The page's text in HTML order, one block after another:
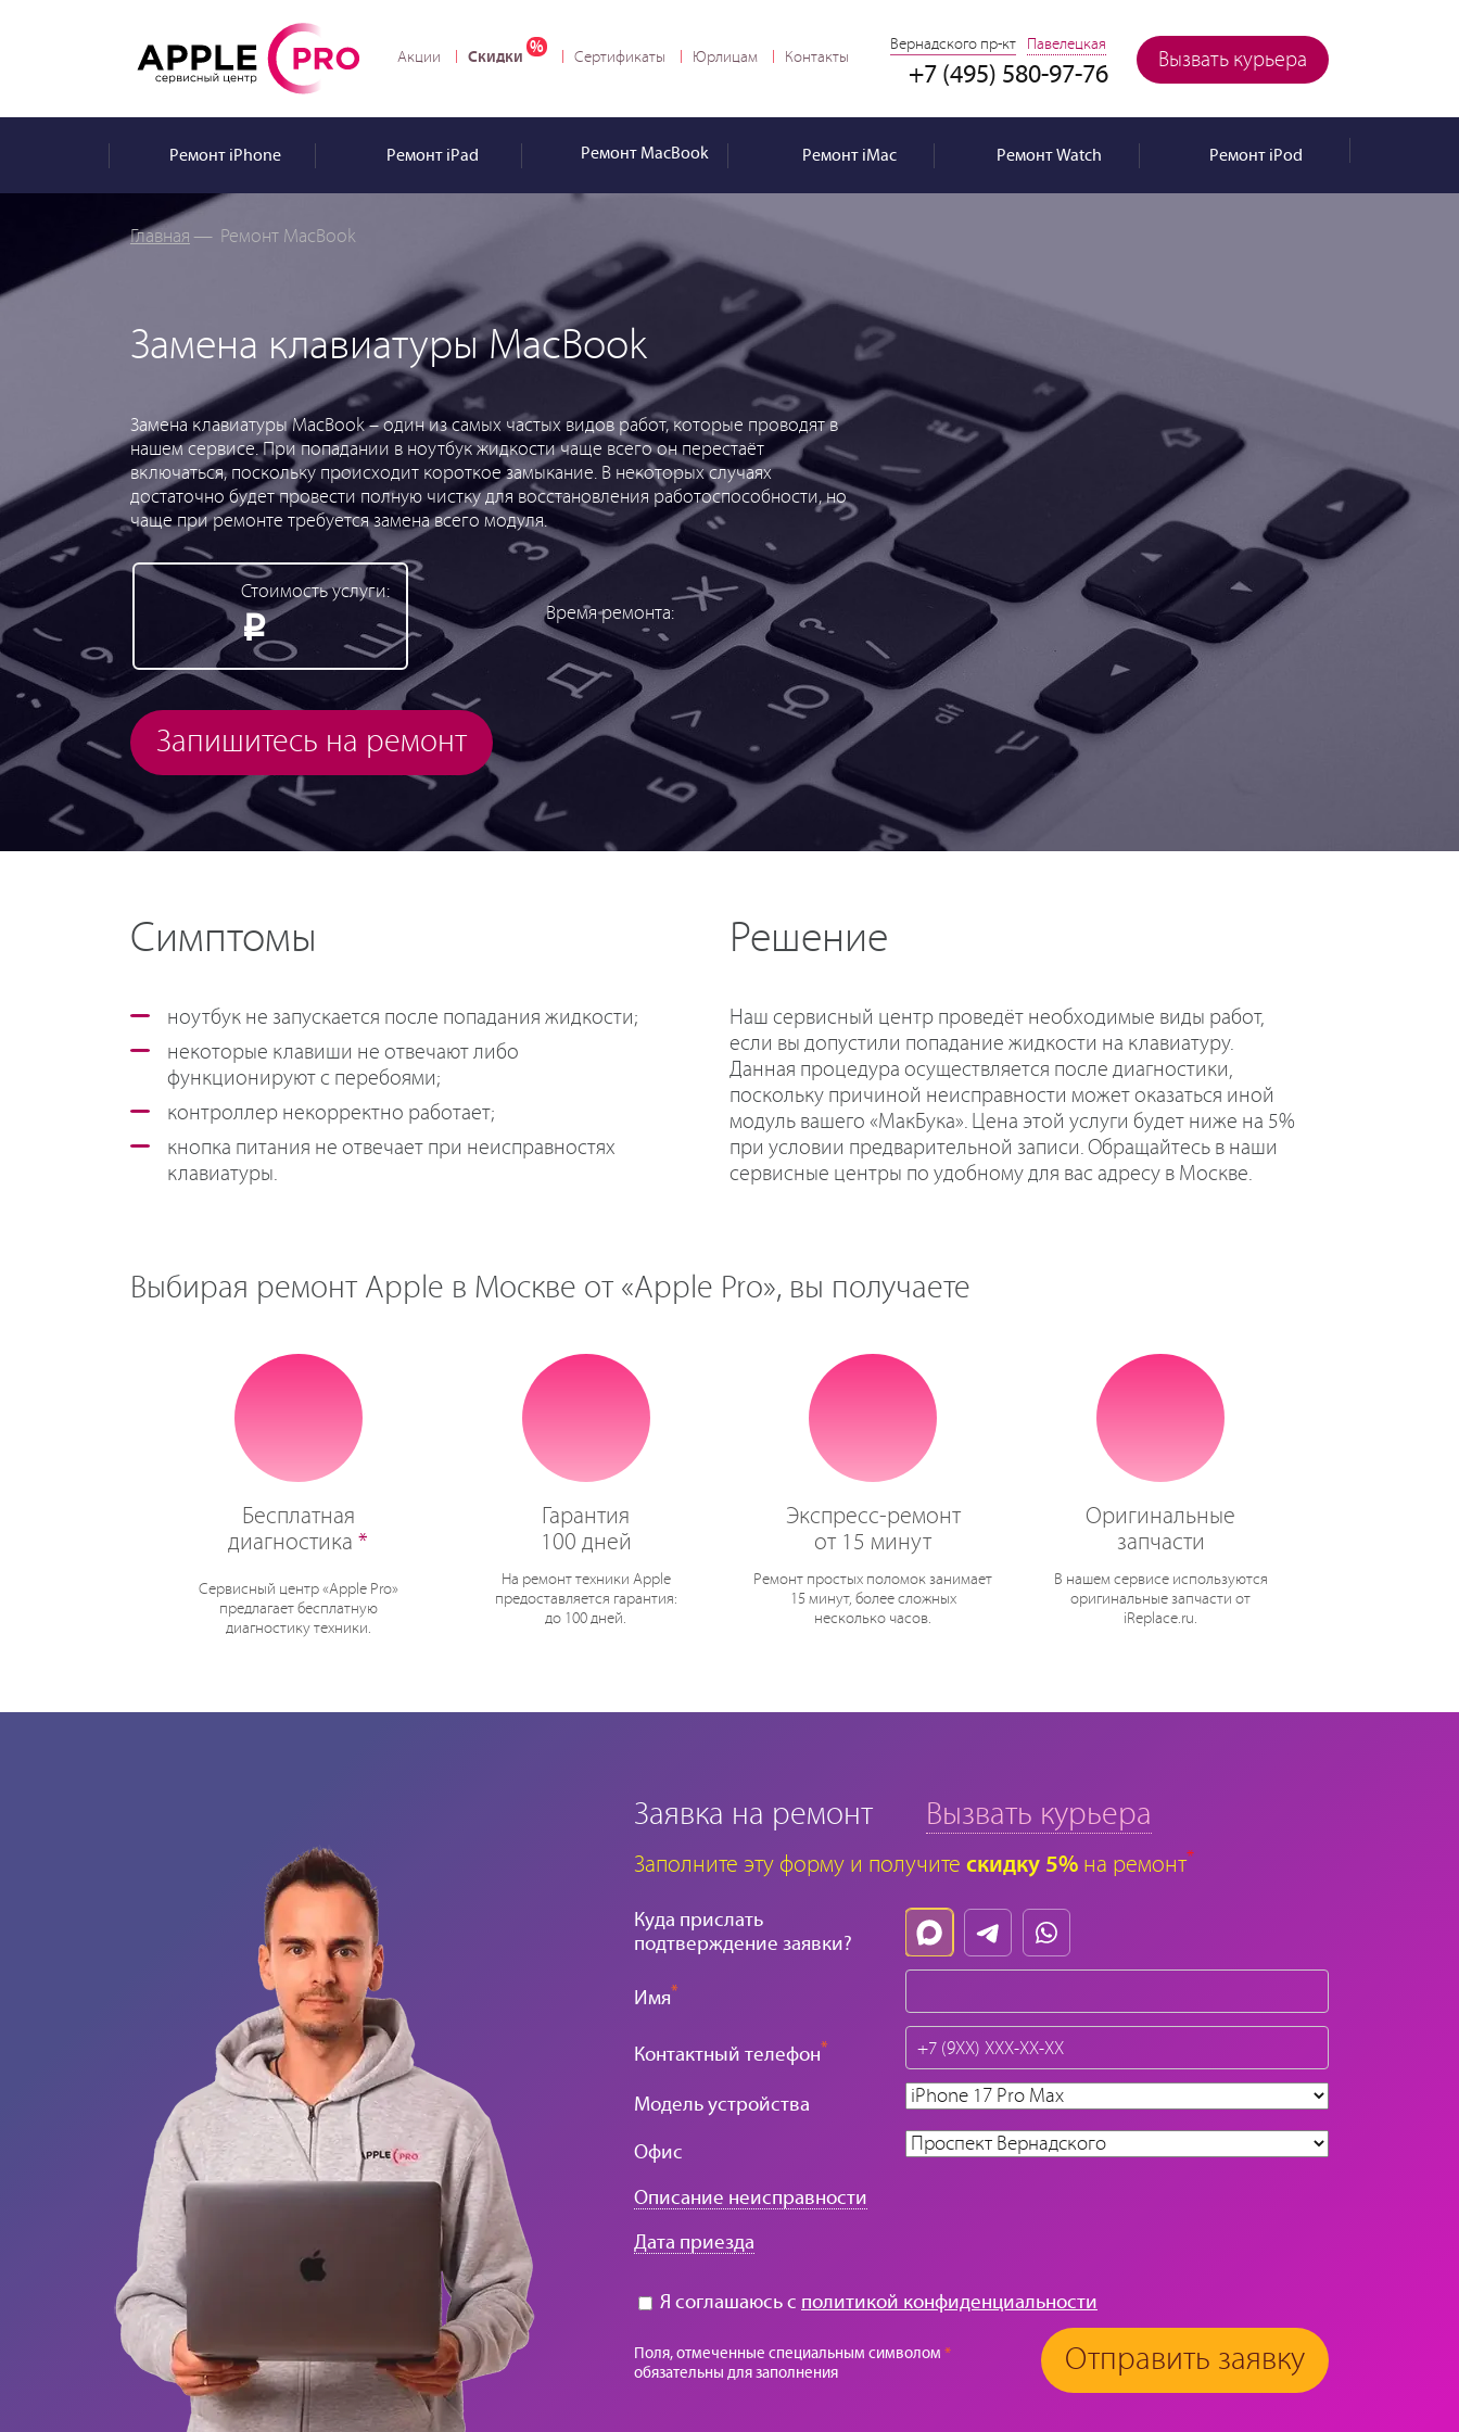
Вызвать курьера
Вернадского пр-кт Павелецкая
+7 (495) 580-97-76
Акции Скидки Сертификаты Юрлицам Контакты
РемонтiPhone РемонтiPad Ремонт MacBook РемонтiMac РемонтWatch РемонтiPod
Главная — Ремонт MacBook
Замена клавиатуры MacBook
Замена клавиатуры MacBook – один из самых частых видов работ, которые проводят в
нашем сервисе. При попадании в ноутбук жидкости чаще всего он перестаёт
включаться, поскольку происходит короткое замыкание. В некоторых случаях
достаточно будет провести полную чистку для восстановления работоспособности, но
чаще при ремонте требуется замена всего модуля.
Стоимость услуги:
Р
Время ремонта:
Запишитесь на ремонт
Симптомы
ноутбук не запускается после попадания жидкости;
некоторые клавиши не отвечают либо
функционируют с перебоями;
контроллер некорректно работает;
кнопка питания не отвечает при неисправностях
клавиатуры.
Решение
Наш сервисный центр проведёт необходимые виды работ,
если вы допустили попадание жидкости на клавиатуру.
Данная процедура осуществляется после диагностики,
поскольку причиной неисправности может оказаться иной
модуль вашего «МакБука». Цена этой услуги будет ниже на 5%
при условии предварительной записи. Обращайтесь в наши
сервисные центры по удобному для вас адресу в Москве.
Выбирая ремонт Apple в Москве от «Apple Pro», вы получаете
Бесплатная
диагностика*
Сервисный центр «Apple Pro»
предлагает бесплатную
диагностику техники.
Гарантия
100 дней
На ремонт техники Apple
предоставляется гарантия:
до 100 дней.
Экспресс-ремонт
от 15 минут
Ремонт простых поломок занимает
15 минут, более сложных
несколько часов.
Оригинальные
запчасти
В нашем сервисе используются
оригинальные запчасти от
iReplace.ru.
Заявка на ремонт Вызвать курьера
Заполните эту форму и получите скидку 5% на ремонт*
Куда прислать
подтверждение заявки?
Имя*
Контактный телефон*
Модель устройства
Офис
Описание неисправности
Дата приезда
Я соглашаюсь с политикой конфиденциальности
Поля, отмеченные специальным символом *
обязательны для заполнения
Отправить заявку